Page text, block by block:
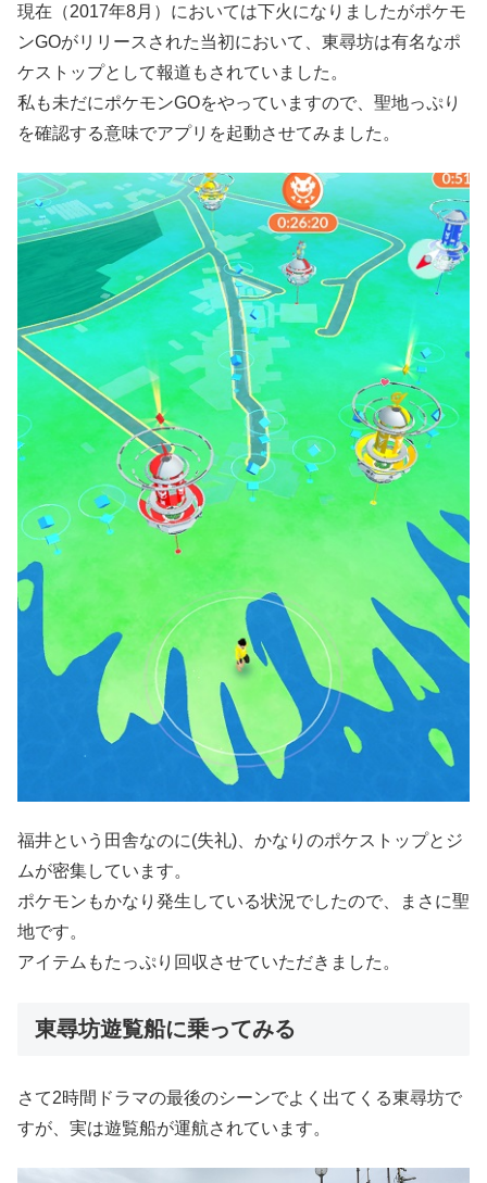
現在（2017年8月）においては下火になりましたがポケモ
ンGOがリリースされた当初において、東尋坊は有名なポ
ケストップとして報道もされていました。
私も未だにポケモンGOをやっていますので、聖地っぷり
を確認する意味でアプリを起動させてみました。
福井という田舎なのに(失礼)、かなりのポケストップとジ
ムが密集しています。
ポケモンもかなり発生している状況でしたので、まさに聖
地です。
アイテムもたっぷり回収させていただきました。
東尋坊遊覧船に乗ってみる
さて2時間ドラマの最後のシーンでよく出てくる東尋坊で
すが、実は遊覧船が運航されています。